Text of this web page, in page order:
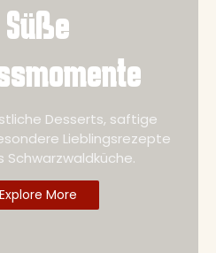
Süße
Desserts, saftige
Lieblingsrezepte
Schwarzwaldküche.
Explore More